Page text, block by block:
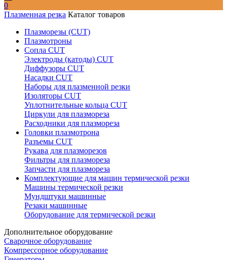
0
Плазменная резка Каталог товаров
Плазморезы (CUT)
Плазмотроны
Сопла CUT
Электроды (катоды) CUT
Диффузоры CUT
Насадки CUT
Наборы для плазменной резки
Изоляторы CUT
Уплотнительные кольца CUT
Циркули для плазмореза
Расходники для плазмореза
Головки плазмотрона
Разъемы CUT
Рукава для плазморезов
Фильтры для плазмореза
Запчасти для плазмореза
Комплектующие для машин термической резки
Машины термической резки
Мундштуки машинные
Резаки машинные
Оборудование для термической резки
Дополнительное оборудование
Сварочное оборудование
Компрессорное оборудование